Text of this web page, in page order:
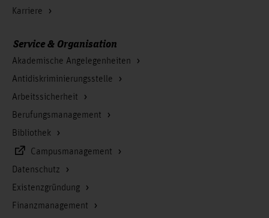
Karriere
Service & Organisation
Akademische Angelegenheiten
Antidiskriminierungsstelle
Arbeitssicherheit
Berufungsmanagement
Bibliothek
Campusmanagement
Datenschutz
Existenzgründung
Finanzmanagement